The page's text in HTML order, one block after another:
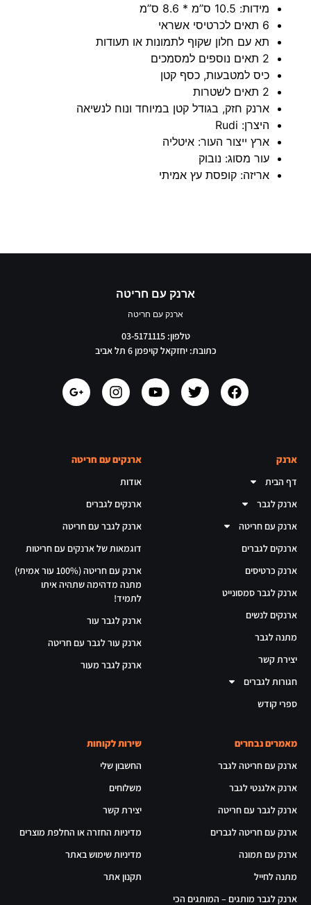
מידות: 10.5 ס”מ * 8.6 ס”מ
6 תאים לכרטיסי אשראי
תא עם חלון שקוף לתמונות או תעודות
2 תאים נוספים למסמכים
כיס למטבעות, כסף קטן
2 תאים לשטרות
ארנק חזק, בגודל קטן במיוחד ונוח לנשיאה
היצרן: Rudi
ארץ ייצור העור: איטליה
עור מסוג: נובוק
אריזה: קופסת עץ אמיתי
ארנק עם חריטה
ארנק עם חריטה
טלפון: 03-5171115
כתובת: יחזקאל קויפמן 6 תל אביב
ארנק
דף הבית
ארנק לגבר
ארנק עם חריטה
ארנקים לגברים
ארנק כרטיסים
ארנק לגבר סמסונייט
ארנקים לנשים
מתנה לגבר
יצירת קשר
חגורות לגברים
ספרי קודש
ארנקים עם חריטה
אודות
ארנקים לגברים
ארנק לגבר עם חריטה
דוגמאות של ארנקים עם חריטות
ארנק עם חריטה (100% עור אמיתי)
מתנה מדהימה שתהיה איתו
לתמיד!
ארנק לגבר עור
ארנק עור לגבר עם חריטה
ארנק לגבר מעור
מאמרים נבחרים
ארנק עם חריטה לגבר
ארנק אלגנטי לגבר
ארנק לגבר עם חריטה
ארנק עם חריטה לגברים
ארנק עם תמונה
מתנה לחייל
ארנק לגבר מותגים – המותגים הכי
שירות לקוחות
החשבון שלי
משלוחים
יצירת קשר
מדיניות החזרה או החלפת מוצרים
מדיניות שימוש באתר
תקנון אתר